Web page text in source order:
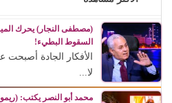
(مصطفى النجار) يحرك
السقوط البطيء!
الأفكار الجادة أصبحت
لا...
محمد أبو النصر يكتب: